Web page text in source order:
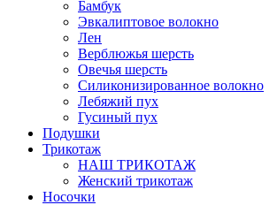
Бамбук
Эвкалиптовое волокно
Лен
Верблюжья шерсть
Овечья шерсть
Силиконизированное волокно
Лебяжий пух
Гусиный пух
Подушки
Трикотаж
НАШ ТРИКОТАЖ
Женский трикотаж
Носочки